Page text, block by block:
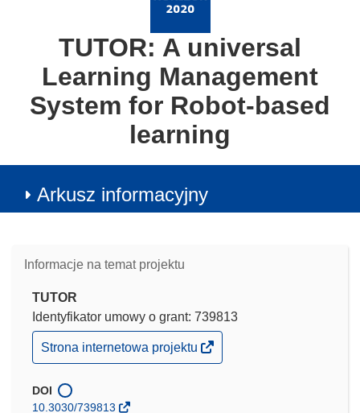
TUTOR: A universal
Learning Management
System for Robot-based
learning
Arkusz informacyjny
Informacje na temat projektu
TUTOR
Identyfikator umowy o grant: 739813
(odnośnik
otworzy
w
nowym
Strona internetowa projektu
DOI
10.3030/739813